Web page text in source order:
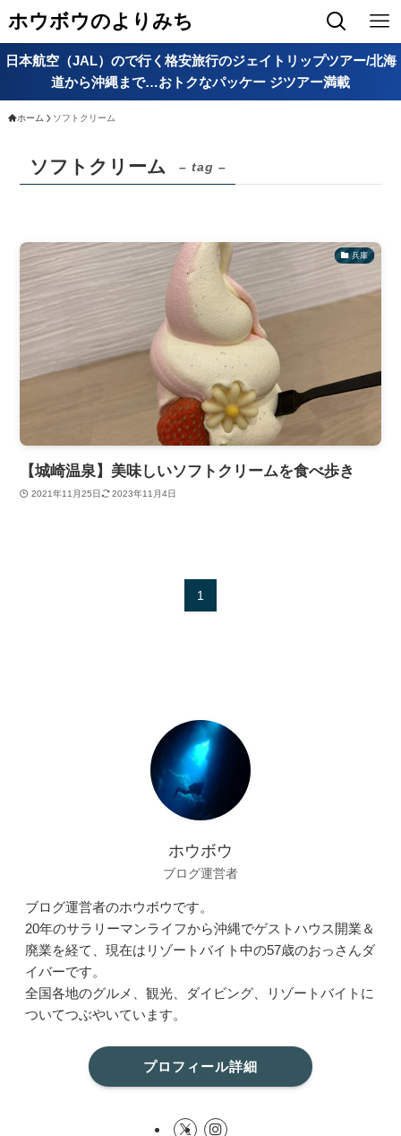
ホウボウのよりみち
日本航空（JAL）ので行く格安旅行のジェイトリップツアー/北海
道から沖縄まで…おトクなパッケー ジツアー満載
ホーム ソフトクリーム
ソフトクリーム – tag –
兵庫
【城崎温泉】美味しいソフトクリームを食べ歩き
2021年11月25日 2023年11月4日
1
ホウボウ
ブログ運営者
ブログ運営者のホウボウです。
20年のサラリーマンライフから沖縄でゲストハウス開業＆
廃業を経て、現在はリゾートバイト中の57歳のおっさんダ
イバーです。
全国各地のグルメ、観光、ダイビング、リゾートバイトに
ついてつぶやいています。
プロフィール詳細